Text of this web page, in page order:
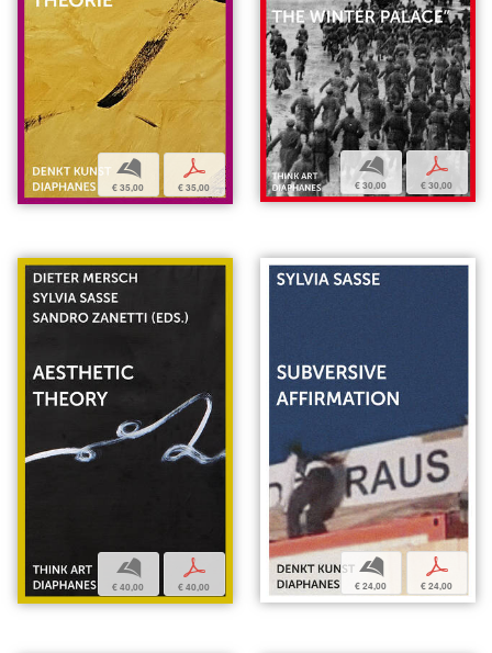
b
€ 35,00
p
€ 35,00
b
€ 30,00
p
€ 30,00
b
€ 40,00
p
€ 40,00
b
€ 24,00
p
€ 24,00